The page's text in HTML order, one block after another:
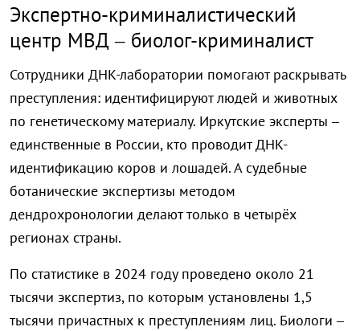
Экспертно-криминалистический
центр МВД – биолог-криминалист
Сотрудники ДНК-лаборатории помогают раскрывать
преступления: идентифицируют людей и животных
по генетическому материалу. Иркутские эксперты –
единственные в России, кто проводит ДНК-
идентификацию коров и лошадей. А судебные
ботанические экспертизы методом
дендрохронологии делают только в четырёх
регионах страны.
По статистике в 2024 году проведено около 21
тысячи экспертиз, по которым установлены 1,5
тысячи причастных к преступлениям лиц. Биологи –